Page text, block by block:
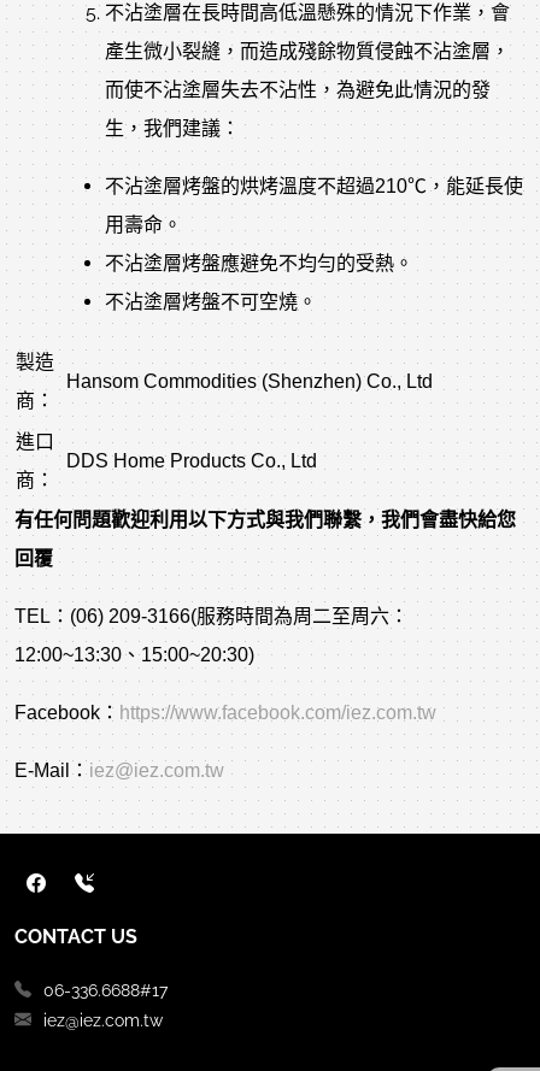
不沾塗層在長時間高低溫懸殊的情況下作業，會
產生微小裂縫，而造成殘餘物質侵蝕不沾塗層，
而使不沾塗層失去不沾性，為避免此情況的發
生，我們建議：
不沾塗層烤盤的烘烤溫度不超過210℃，能延長使
用壽命。
不沾塗層烤盤應避免不均勻的受熱。
不沾塗層烤盤不可空燒。
製造
商：
Hansom Commodities (Shenzhen) Co., Ltd
進口
商：
DDS Home Products Co., Ltd
有任何問題歡迎利用以下方式與我們聯繫，我們會盡快給您
回覆
TEL：(06) 209-3166(服務時間為周二至周六：
12:00~13:30、15:00~20:30)
Facebook： https://www.facebook.com/iez.com.tw
E-Mail：iez@iez.com.tw
CONTACT US
06-336.6688#17
iez@iez.com.tw